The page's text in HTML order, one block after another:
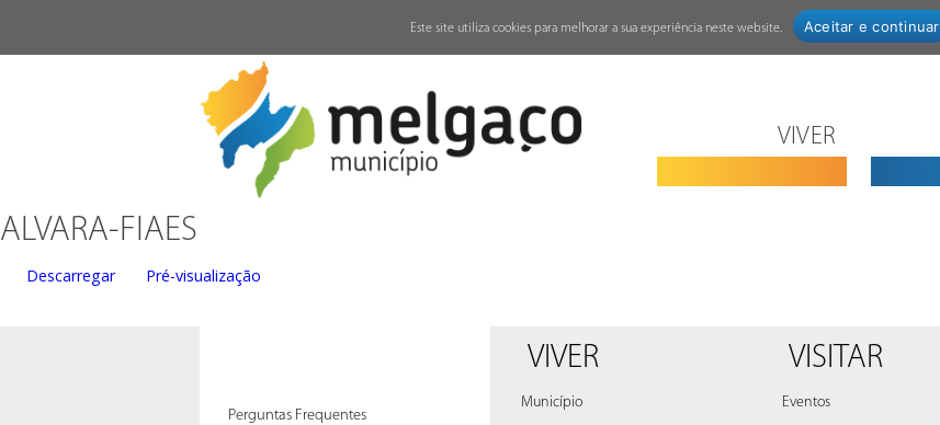
VIVER
ALVARA-FIAES
Descarregar Pré-visualização
Perguntas Frequentes
VIVER
Município
VISITAR
Eventos
Este site utiliza cookies para melhorar a sua experiência neste website. Aceitar e continuar